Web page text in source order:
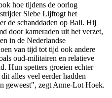
hoe tijdens de oorlog
Siebe Lijftogt het
de schanddaden op Bali. Hij
door kameraden uit het verzet,
in de Nederlandse
van tijd tot tijd ook andere
oud-militairen en relatieve
Hun spetters groeien echter
alles veel eerder hadden
geweest", zegt Anne-Lot Hoek.